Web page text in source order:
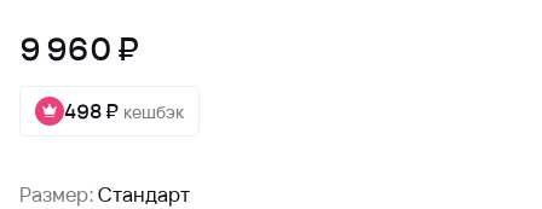
9 960 ₽
498 ₽ кешбэк
Размер:Стандарт